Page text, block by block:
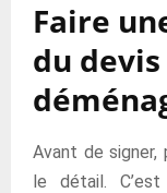
Faire
du devis
Avant de
le détail.